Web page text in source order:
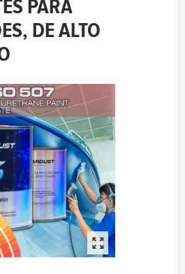
PARA
DE ALTO